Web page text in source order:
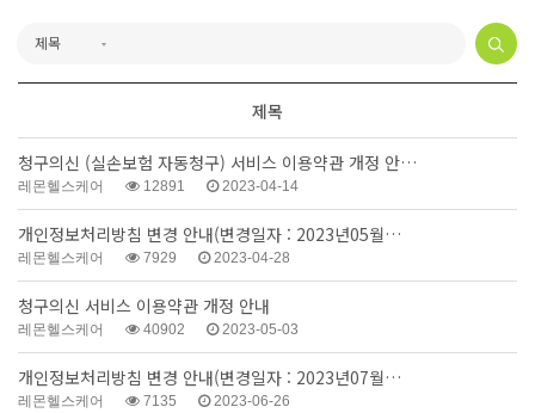
제목
청구의신 (실손보험 자동청구) 서비스 이용약관 개정 안…
레몬헬스케어 12891 2023-04-14
개인정보처리방침 변경 안내(변경일자 : 2023년05월…
레몬헬스케어 7929 2023-04-28
청구의신 서비스 이용약관 개정 안내
레몬헬스케어 40902 2023-05-03
개인정보처리방침 변경 안내(변경일자 : 2023년07월…
레몬헬스케어 7135 2023-06-26